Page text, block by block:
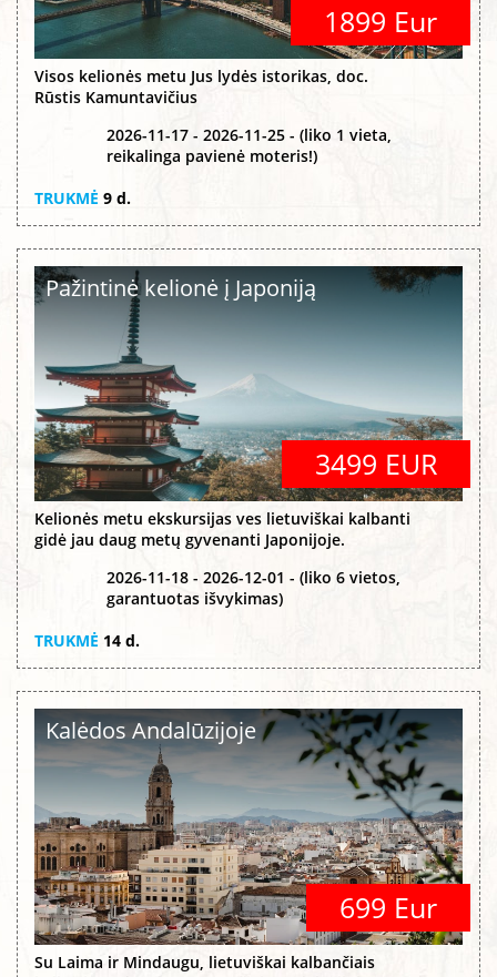
1899 Eur
Visos kelionės metu Jus lydės istorikas, doc.
Rūstis Kamuntavičius
2026-11-17 - 2026-11-25 - (liko 1 vieta,
reikalinga pavienė moteris!)
TRUKMĖ 9 d.
Pažintinė kelionė į Japoniją
3499 EUR
Kelionės metu ekskursijas ves lietuviškai kalbanti
gidė jau daug metų gyvenanti Japonijoje.
2026-11-18 - 2026-12-01 - (liko 6 vietos,
garantuotas išvykimas)
TRUKMĖ 14 d.
Kalėdos Andalūzijoje
699 Eur
Su Laima ir Mindaugu, lietuviškai kalbančiais